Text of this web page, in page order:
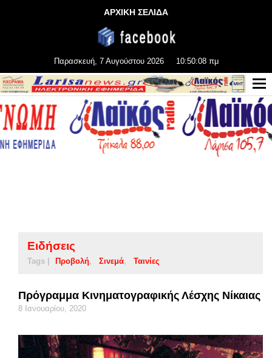
ΑΡΧΙΚΗ ΣΕΛΙΔΑ
Παρασκευή, 7 Αυγούστου 2026 10:50:08 πμ
Ειδήσεις
Tags | Προβολή Σινεμά Ταινίες
Πρόγραμμα Κινηματογραφικής Λέσχης Νίκαιας
8 Ιανουαρίου, 2020